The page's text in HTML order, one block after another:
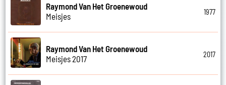
Raymond Van Het Groenewoud
Meisjes
1977
Raymond Van Het Groenewoud
Meisjes 2017
2017